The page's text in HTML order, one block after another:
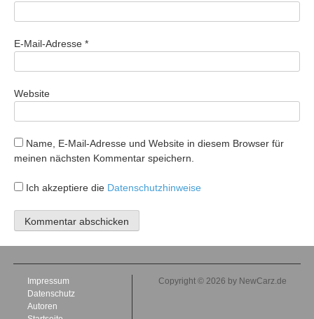
E-Mail-Adresse *
Website
Name, E-Mail-Adresse und Website in diesem Browser für
meinen nächsten Kommentar speichern.
Ich akzeptiere die Datenschutzhinweise
Impressum
Datenschutz
Autoren
Copyright © 2026 by NewCarz.de